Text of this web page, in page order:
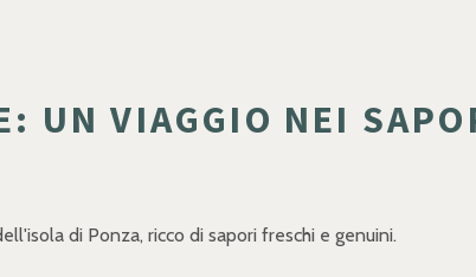
UN VIAGGIO NEI
di Ponza, ricco di sapori freschi e genuini.